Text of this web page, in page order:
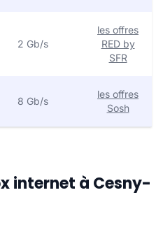
2 Gb/s
les offres
RED by
SFR
8 Gb/s
les offres
Sosh
internet à Cesny-